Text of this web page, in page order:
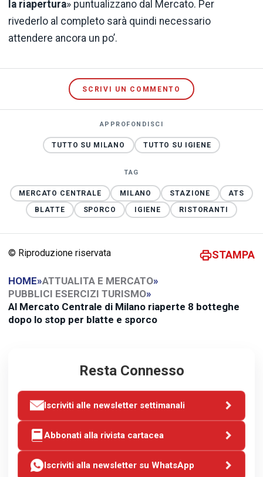
la riapertura» puntualizzano dal Mercato. Per
rivederlo al completo sarà quindi necessario
attendere ancora un po’.
SCRIVI UN COMMENTO
APPROFONDISCI
TUTTO SU MILANO TUTTO SU IGIENE
TAG
MERCATO CENTRALE MILANO STAZIONE
ATS
BLATTE
SPORCO IGIENE RISTORANTI
© Riproduzione riservata STAMPA
HOME»ATTUALITA E MERCATO»
PUBBLICI ESERCIZI TURISMO»
Al Mercato Centrale di Milano riaperte 8 botteghe
dopo lo stop per blatte e sporco
Resta Connesso
Iscriviti alle newsletter settimanali
Abbonati alla rivista cartacea
Iscriviti alla newsletter su WhatsApp